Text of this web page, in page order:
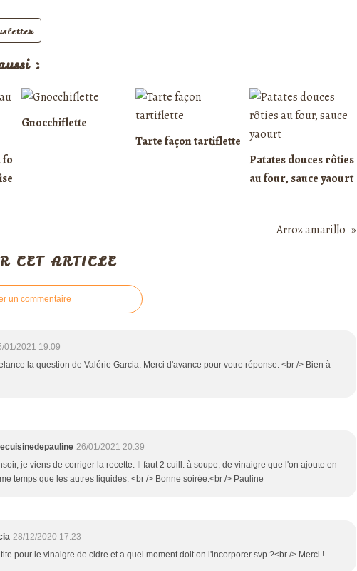
:
fo
Gnocchiflette
Tarte façon tartiflette
Patates douces rôties
au four, sauce yaourt
Arroz amarillo
CET ARTICLE
un commentaire
01/2021 19:09
la question de Valérie Garcia. Merci d'avance pour votre réponse. <br /> Bien à
26/01/2021 20:39
je viens de corriger la recette. Il faut 2 cuill. à soupe, de vinaigre que l'on ajoute en
temps que les autres liquides. <br /> Bonne soirée.<br /> Pauline
28/12/2020 17:23
pour le vinaigre de cidre et a quel moment doit on l'incorporer svp ?<br /> Merci !